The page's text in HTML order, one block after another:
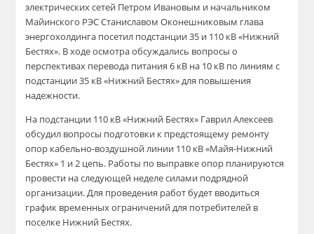
электрических сетей Петром Ивановым и начальником
Майинского РЭС Станиславом Оконешниковым глава
энергохолдинга посетил подстанции 35 и 110 кВ «Нижний
Бестях». В ходе осмотра обсуждались вопросы о
перспективах перевода питания 6 кВ на 10 кВ по линиям с
подстанции 35 кВ «Нижний Бестях» для повышения
надежности.
На подстанции 110 кВ «Нижний Бестях» Гаврил Алексеев
обсудил вопросы подготовки к предстоящему ремонту
опор кабельно-воздушной линии 110 кВ «Майя-Нижний
Бестях» 1 и 2 цепь. Работы по выправке опор планируются
провести на следующей неделе силами подрядной
организации. Для проведения работ будет вводиться
график временных ограничений для потребителей в
поселке Нижний Бестях.